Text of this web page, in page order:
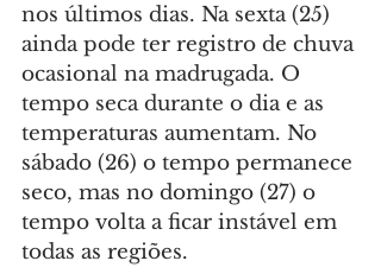
nos últimos dias. Na sexta (25)
ainda pode ter registro de chuva
ocasional na madrugada. O
tempo seca durante o dia e as
temperaturas aumentam. No
sábado (26) o tempo permanece
seco, mas no domingo (27) o
tempo volta a ficar instável em
todas as regiões.